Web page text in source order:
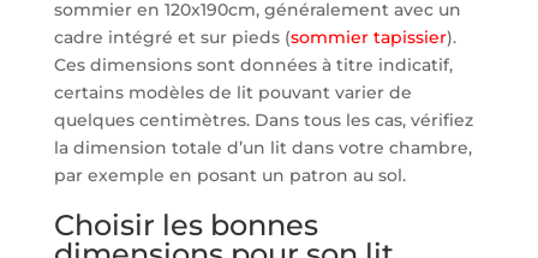
sommier en 120x190cm, généralement avec un
cadre intégré et sur pieds (sommier tapissier).
Ces dimensions sont données à titre indicatif,
certains modèles de lit pouvant varier de
quelques centimètres. Dans tous les cas, vérifiez
la dimension totale d’un lit dans votre chambre,
par exemple en posant un patron au sol.
Choisir les bonnes